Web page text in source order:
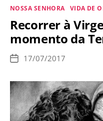
sobre
a
Total
Categorias
NOSSA SENHORA VIDA DE
Recorrer à
momento da
Data
publicação
17/07/2017